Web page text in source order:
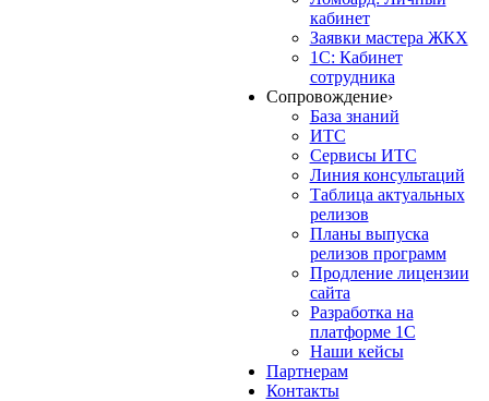
кабинет
Заявки мастера ЖКХ
1С: Кабинет
сотрудника
Сопровождение›
База знаний
ИТС
Сервисы ИТС
Линия консультаций
Таблица актуальных
релизов
Планы выпуска
релизов программ
Продление лицензии
сайта
Разработка на
платформе 1С
Наши кейсы
Партнерам
Контакты